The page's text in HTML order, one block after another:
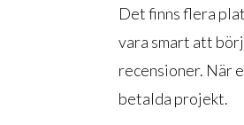
Det finns flera
vara smart att
recensioner. När
betalda projekt.